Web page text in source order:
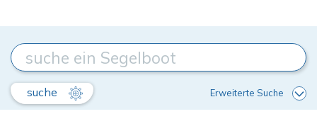
suche Erweiterte Suche